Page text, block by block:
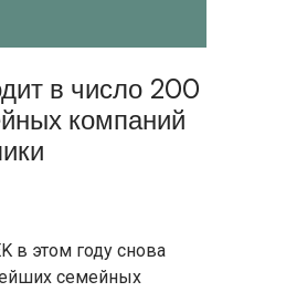
в число 200
компаний
в этом году снова
семейных